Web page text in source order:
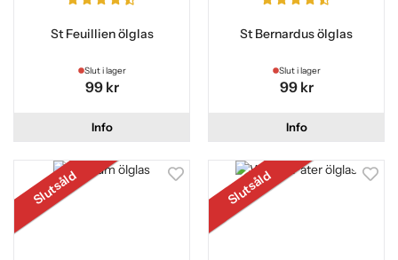
St Feuillien ölglas
Slut i lager
99 kr
Info
St Bernardus ölglas
Slut i lager
99 kr
Info
Slutsåld Slutsåld